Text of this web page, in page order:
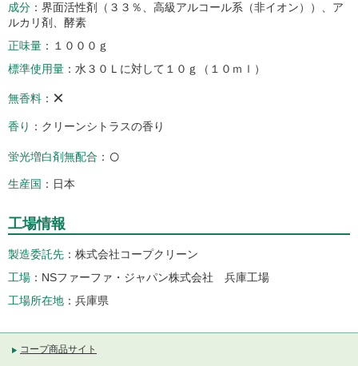
成分
界面活性剤（３３％、高級アルコール系（非イオン））、ア
ルカリ剤、酵素
正味量
１０００ｇ
標準使用量
水３０Ｌに対して１０ｇ（１０ｍｌ）
無香料 ×
香り クリーンシトラスの香り
蛍光増白剤無配合 ○
生産国 日本
工場情報
製造委託先
株式会社コープクリーン
工場
NSファーファ・ジャパン株式会社 兵庫工場
工場所在地
兵庫県
コープ商品サイト